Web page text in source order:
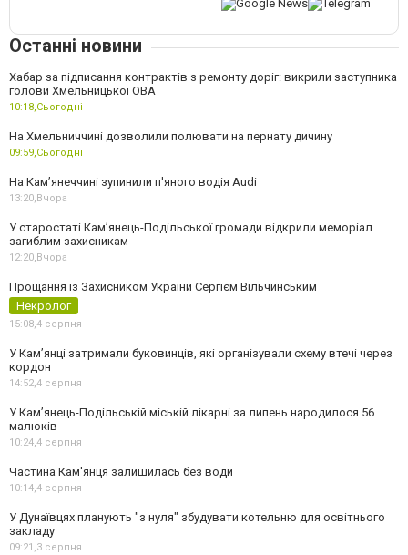
Останні новини
Хабар за підписання контрактів з ремонту доріг: викрили заступника
голови Хмельницької ОВА
10:18,Сьогодні
На Хмельниччині дозволили полювати на пернату дичину
09:59,Сьогодні
На Камʼянеччині зупинили п'яного водія Audi
13:20, Вчора
У старостаті Кам’янець-Подільської громади відкрили меморіал
загиблим захисникам
12:20, Вчора
Прощання із Захисником України Сергієм Вільчинським
Некролог
15:08,4 серпня
У Кам’янці затримали буковинців, які організували схему втечі через
кордон
14:52,4 серпня
У Кам’янець-Подільській міській лікарні за липень народилося 56
малюків
10:24,4 серпня
Частина Кам'янця залишилась без води
10:14,4 серпня
У Дунаївцях планують "з нуля" збудувати котельню для освітнього
закладу
09:21,3 серпня